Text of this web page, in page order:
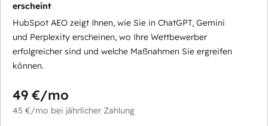
erscheint
HubSpot AEO zeigt Ihnen, wie Sie in ChatGPT, Gemini
und Perplexity erscheinen, wo Ihre Wettbewerber
erfolgreicher sind und welche Maßnahmen Sie ergreifen
können.
49 €/mo
45 €/mo bei jährlicher Zahlung